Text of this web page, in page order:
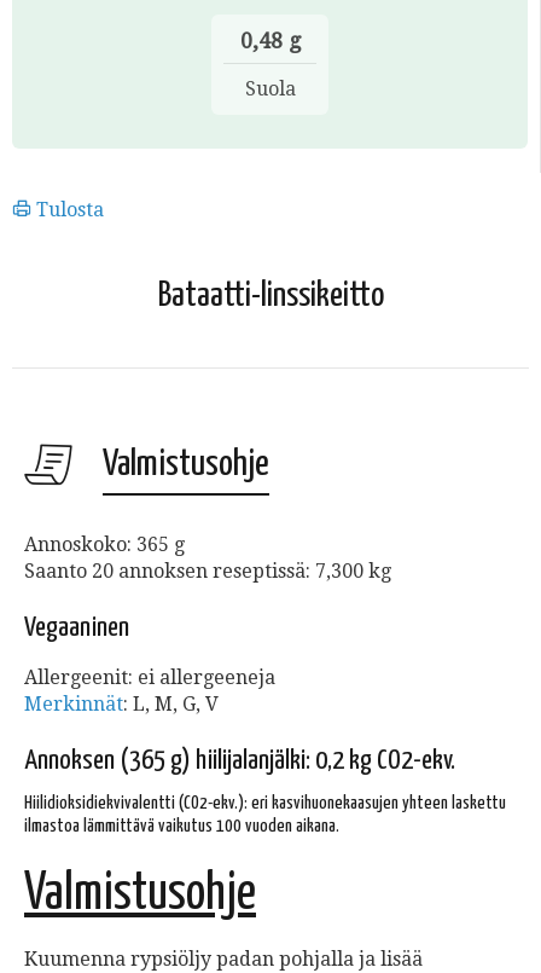
0,48 g
Suola
Tulosta
Bataatti-linssikeitto
Valmistusohje
Annoskoko: 365 g
Saanto 20 annoksen reseptissä: 7,300 kg
Vegaaninen
Allergeenit: ei allergeeneja
Merkinnät: L, M, G, V
Annoksen (365 g) hiilijalanjälki: 0,2 kg CO2-ekv.
Hiilidioksidiekvivalentti (CO2-ekv.): eri kasvihuonekaasujen yhteen laskettu
ilmastoa lämmittävä vaikutus 100 vuoden aikana.
Valmistusohje
Kuumenna rypsiöljy padan pohjalla ja lisää